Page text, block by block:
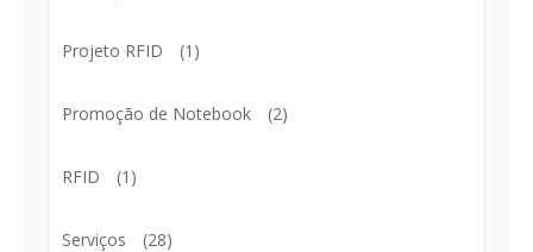
Projeto RFID (1)
Promoção de Notebook (2)
RFID (1)
Serviços (28)